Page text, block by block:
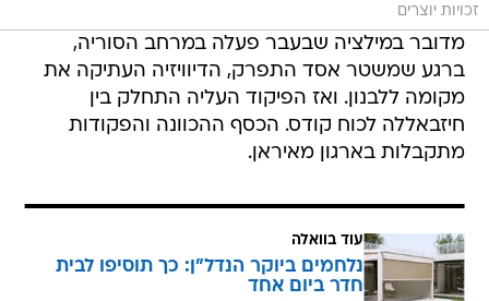
זכויות יוצרים
מדובר במילציה שבעבר פעלה במרחב הסוריה,
ברגע שמשטר אסד התפרק, הדיוויזיה העתיקה את
מקומה ללבנון. ואז הפיקוד העליה התחלק בין
חיזבאללה לכוח קודס. הכסף ההכוונה והפקודות
מתקבלות בארגון מאיראן.
עוד בוואלה
נלחמים ביוקר הנדל"ן: כך תוסיפו לבית
חדר ביום אחד